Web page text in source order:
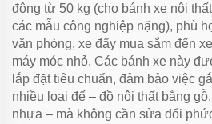
động từ 50 kg (cho bánh xe nội
các mẫu công nghiệp nặng), phù
văn phòng, xe đẩy mua sắm đến
máy móc nhỏ. Các bánh xe này
lắp đặt tiêu chuẩn, đảm bảo việc
nhiều loại đế – đồ nội thất bằng
nhựa – mà không cần sửa đổi